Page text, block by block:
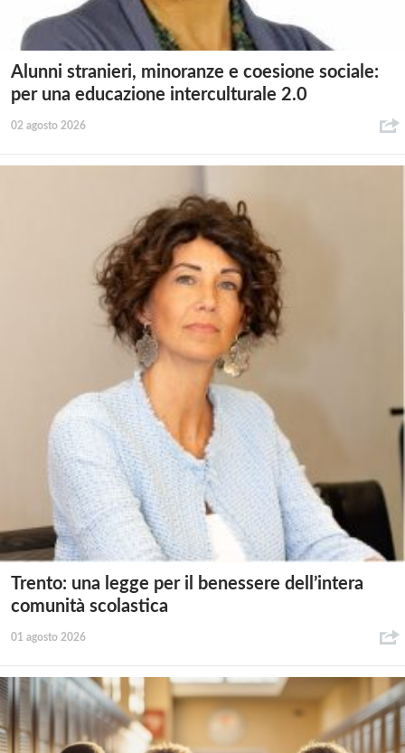
Alunni stranieri, minoranze e coesione sociale:
per una educazione interculturale 2.0
02 agosto 2026
Trento: una legge per il benessere dell’intera
comunità scolastica
01 agosto 2026